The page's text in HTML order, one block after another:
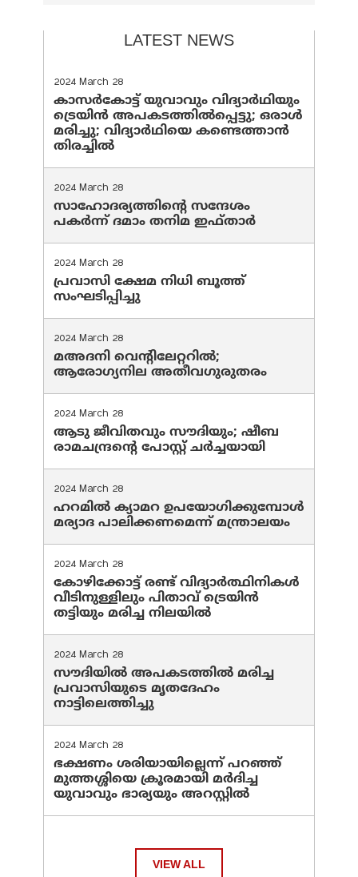
LATEST NEWS
2024 March 28
കാസർകോട്ട് യുവാവും വിദ്യാർഥിയും
ട്രെയിൻ അപകടത്തിൽപ്പെട്ടു; ഒരാൾ
മരിച്ചു; വിദ്യാർഥിയെ കണ്ടെത്താൻ
തിരച്ചിൽ
2024 March 28
സാഹോദര്യത്തിന്റെ സന്ദേശം
പകർന്ന് ദമാം തനിമ ഇഫ്‌താർ
2024 March 28
പ്രവാസി ക്ഷേമ നിധി ബൂത്ത്
സംഘടിപ്പിച്ചു
2024 March 28
മഅദനി വെന്റിലേറ്ററിൽ;
ആരോഗ്യനില അതീവഗുരുതരം
2024 March 28
ആടു ജീവിതവും സൗദിയും; ഷീബ
രാമചന്ദ്രന്റെ പോസ്റ്റ് ചര്‍ച്ചയായി
2024 March 28
ഹറമില്‍ ക്യാമറ ഉപയോഗിക്കുമ്പോള്‍
മര്യാദ പാലിക്കണമെന്ന് മന്ത്രാലയം
2024 March 28
കോഴിക്കോട്ട് രണ്ട് വിദ്യാർത്ഥിനികൾ
വീടിനുള്ളിലും പിതാവ് ട്രെയിൻ
തട്ടിയും മരിച്ച നിലയിൽ
2024 March 28
സൗദിയില്‍ അപകടത്തില്‍ മരിച്ച
പ്രവാസിയുടെ മൃതദേഹം
നാട്ടിലെത്തിച്ചു
2024 March 28
ഭക്ഷണം ശരിയായില്ലെന്ന് പറഞ്ഞ്
മുത്തശ്ശിയെ ക്രൂരമായി മര്‍ദിച്ച
യുവാവും ഭാര്യയും അറസ്റ്റില്‍
VIEW ALL